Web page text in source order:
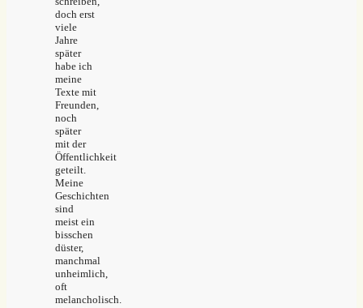
doch erst
viele
Jahre
später
habe ich
meine
Texte mit
Freunden,
noch
später
mit der
Öffentlichkeit
geteilt.
Meine
Geschichten
sind
meist ein
bisschen
düster,
manchmal
unheimlich,
oft
melancholisch.